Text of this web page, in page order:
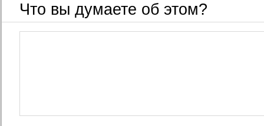
Что вы думаете об этом?